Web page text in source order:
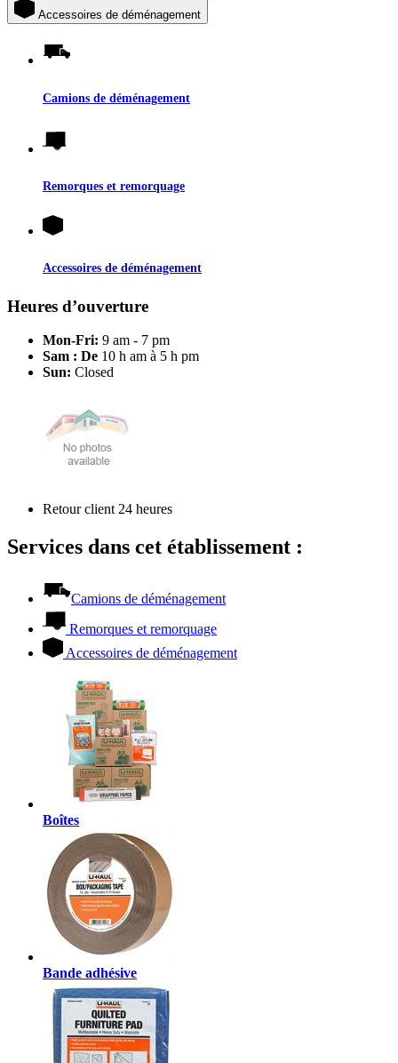
Accessoires de déménagement
Camions de déménagement
Remorques et remorquage
Accessoires de déménagement
Heures d’ouverture
Mon-Fri: 9 am - 7 pm
Sam : De 10 h am à 5 h pm
Sun: Closed
Retour client 24 heures
Services dans cet établissement :
Camions de déménagement
Remorques et remorquage
Accessoires de déménagement
Boîtes
Bande adhésive